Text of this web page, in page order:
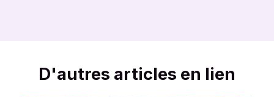
D'autres articles en lien